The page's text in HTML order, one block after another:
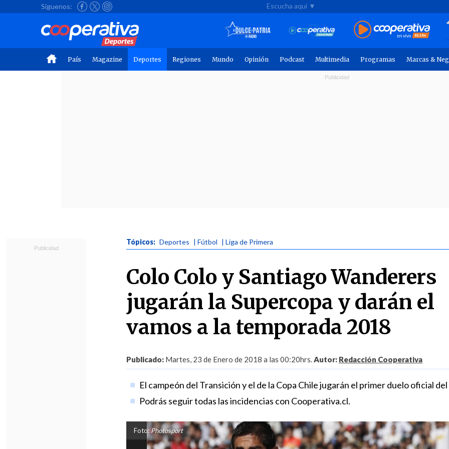
Síguenos: Escucha aquí ▼
País Magazine Deportes Regiones Mundo Opinión Podcast Multimedia Programas Marcas &
Tópicos: Deportes | Fútbol | Liga de Primera
Colo Colo y Santiago Wanderers
jugarán la Supercopa y darán el
vamos a la temporada 2018
Publicado: Martes, 23 de Enero de 2018 a las 00:20hrs.Autor: Redacción Cooperativa
El campeón del Transición y el de la Copa Chile jugarán el primer duelo oficial del
Podrás seguir todas las incidencias con Cooperativa.cl.
Foto: Photosport